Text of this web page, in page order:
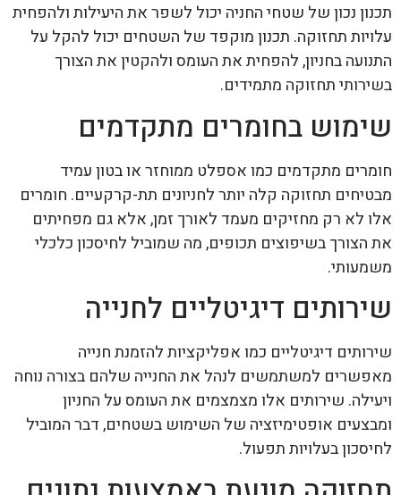
תכנון נכון של שטחי החניה יכול לשפר את היעילות ולהפחית
עלויות תחזוקה. תכנון מוקפד של השטחים יכול להקל על
התנועה בחניון, להפחית את העומס ולהקטין את הצורך
בשירותי תחזוקה מתמידים.
שימוש בחומרים מתקדמים
חומרים מתקדמים כמו אספלט ממוחזר או בטון עמיד
מבטיחים תחזוקה קלה יותר לחניונים תת-קרקעיים. חומרים
אלו לא רק מחזיקים מעמד לאורך זמן, אלא גם מפחיתים
את הצורך בשיפוצים תכופים, מה שמוביל לחיסכון כלכלי
משמעותי.
שירותים דיגיטליים לחנייה
שירותים דיגיטליים כמו אפליקציות להזמנת חנייה
מאפשרים למשתמשים לנהל את החנייה שלהם בצורה נוחה
ויעילה. שירותים אלו מצמצמים את העומס על החניון
ומבצעים אופטימיזציה של השימוש בשטחים, דבר המוביל
לחיסכון בעלויות תפעול.